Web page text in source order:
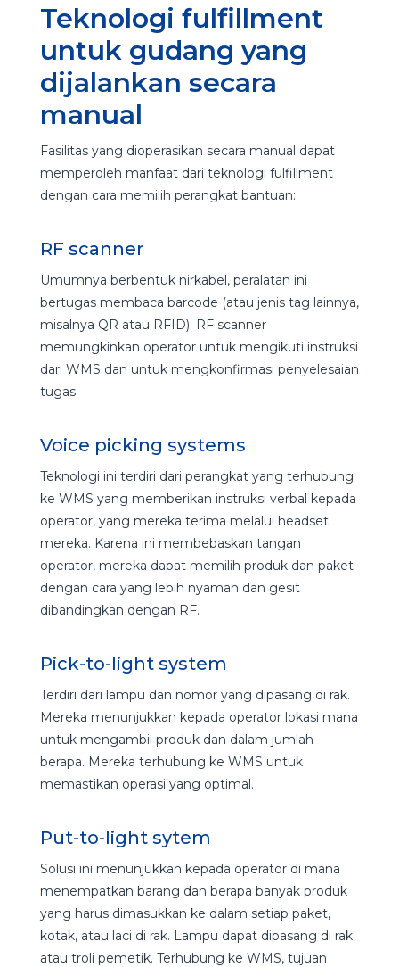
Teknologi fulfillment
untuk gudang yang
dijalankan secara
manual
Fasilitas yang dioperasikan secara manual dapat
memperoleh manfaat dari teknologi fulfillment
dengan cara memilih perangkat bantuan:
RF scanner
Umumnya berbentuk nirkabel, peralatan ini
bertugas membaca barcode (atau jenis tag lainnya,
misalnya QR atau RFID). RF scanner
memungkinkan operator untuk mengikuti instruksi
dari WMS dan untuk mengkonfirmasi penyelesaian
tugas.
Voice picking systems
Teknologi ini terdiri dari perangkat yang terhubung
ke WMS yang memberikan instruksi verbal kepada
operator, yang mereka terima melalui headset
mereka. Karena ini membebaskan tangan
operator, mereka dapat memilih produk dan paket
dengan cara yang lebih nyaman dan gesit
dibandingkan dengan RF.
Pick-to-light system
Terdiri dari lampu dan nomor yang dipasang di rak.
Mereka menunjukkan kepada operator lokasi mana
untuk mengambil produk dan dalam jumlah
berapa. Mereka terhubung ke WMS untuk
memastikan operasi yang optimal.
Put-to-light sytem
Solusi ini menunjukkan kepada operator di mana
menempatkan barang dan berapa banyak produk
yang harus dimasukkan ke dalam setiap paket,
kotak, atau laci di rak. Lampu dapat dipasang di rak
atau troli pemetik. Terhubung ke WMS, tujuan